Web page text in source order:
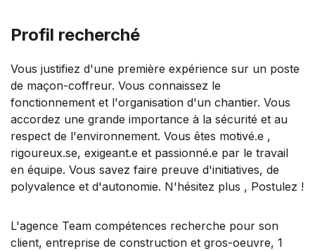
Profil recherché
Vous justifiez d'une première expérience sur un poste
de maçon-coffreur. Vous connaissez le
fonctionnement et l'organisation d'un chantier. Vous
accordez une grande importance à la sécurité et au
respect de l'environnement. Vous êtes motivé.e ,
rigoureux.se, exigeant.e et passionné.e par le travail
en équipe. Vous savez faire preuve d'initiatives, de
polyvalence et d'autonomie. N'hésitez plus , Postulez !
L'agence Team compétences recherche pour son
client, entreprise de construction et gros-oeuvre, 1